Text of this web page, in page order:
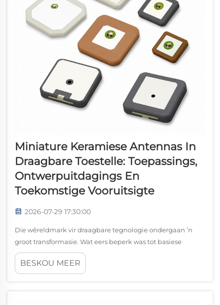
Miniature Keramiese Antennas In
Draagbare Toestelle: Toepassings,
Ontwerpuitdagings En
Toekomstige Vooruitsigte
2026-07-29 17:30:00
Die wêreldmark vir draagbare tegnologie ondergaan ’n
groot transformasie. Wat eers beperk was tot basiese
fiksietrekkers en digitale horlosies, sluit moderne
draagbare toestelle nou gesofistikeerde mediese gehalte-
gesondheidsmonitors, slimringe, industriële veiligheid...
BESKOU MEER